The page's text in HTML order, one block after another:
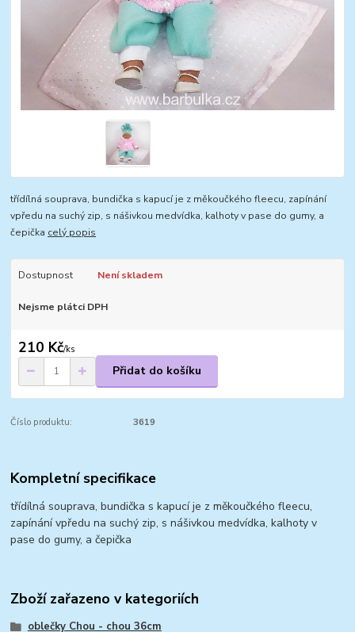
třídílná souprava, bundička s kapucí je z měkoučkého fleecu, zapínání
vpředu na suchý zip, s nášivkou medvídka, kalhoty v pase do gumy, a
čepička celý popis
Dostupnost Není skladem
Nejsme plátci DPH
210 Kč/ks
Přidat do košíku
Číslo produktu: 3619
Kompletní specifikace
třídílná souprava, bundička s kapucí je z měkoučkého fleecu,
zapínání vpředu na suchý zip, s nášivkou medvídka, kalhoty v
pase do gumy, a čepička
Zboží zařazeno v kategoriích
oblečky Chou - chou 36cm